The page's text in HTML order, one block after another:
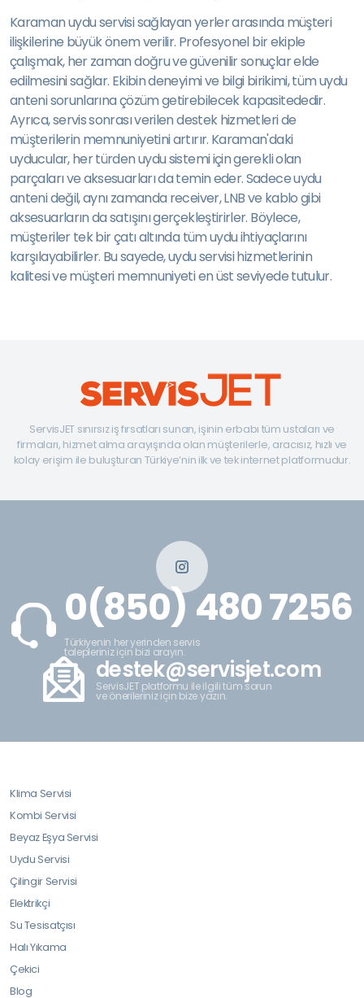
Karaman uydu servisi sağlayan yerler arasında müşteri
ilişkilerine büyük önem verilir. Profesyonel bir ekiple
çalışmak, her zaman doğru ve güvenilir sonuçlar elde
edilmesini sağlar. Ekibin deneyimi ve bilgi birikimi, tüm uydu
anteni sorunlarına çözüm getirebilecek kapasitededir.
Ayrıca, servis sonrası verilen destek hizmetleri de
müşterilerin memnuniyetini artırır. Karaman'daki
uyducular, her türden uydu sistemi için gerekli olan
parçaları ve aksesuarları da temin eder. Sadece uydu
anteni değil, aynı zamanda receiver, LNB ve kablo gibi
aksesuarların da satışını gerçekleştirirler. Böylece,
müşteriler tek bir çatı altında tüm uydu ihtiyaçlarını
karşılayabilirler. Bu sayede, uydu servisi hizmetlerinin
kalitesi ve müşteri memnuniyeti en üst seviyede tutulur.
ServisJET sınırsız iş fırsatları sunan, işinin erbabı tüm ustaları ve
firmaları, hizmet alma arayışında olan müşterilerle, aracısız, hızlı ve
kolay erişim ile buluşturan Türkiye’nin ilk ve tek internet platformudur.
0(850) 480 7256
Türkiyenin her yerinden servis
talepleriniz için bizi arayın.
destek@servisjet.com
ServisJET platformu ile ilgili tüm sorun
ve önerileriniz için bize yazın.
Klima Servisi
Kombi Servisi
Beyaz Eşya Servisi
Uydu Servisi
Çilingir Servisi
Elektrikçi
Su Tesisatçısı
Halı Yıkama
Çekici
Blog